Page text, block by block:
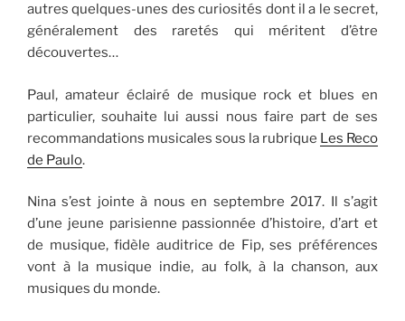
autres quelques-unes des curiosités dont il a le secret,
généralement des raretés qui méritent d’être
découvertes…
Paul, amateur éclairé de musique rock et blues en
particulier, souhaite lui aussi nous faire part de ses
recommandations musicales sous la rubrique Les Reco
de Paulo.
Nina s’est jointe à nous en septembre 2017. Il s’agit
d’une jeune parisienne passionnée d’histoire, d’art et
de musique, fidèle auditrice de Fip, ses préférences
vont à la musique indie, au folk, à la chanson, aux
musiques du monde.